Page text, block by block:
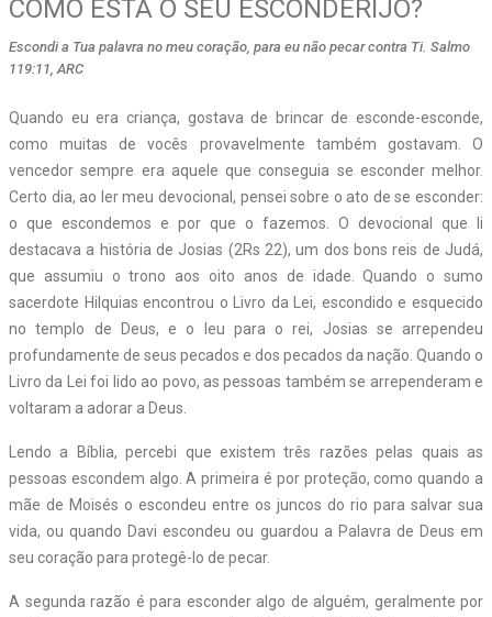
COMO ESTÁ O SEU ESCONDERIJO?
Escondi a Tua palavra no meu coração, para eu não pecar contra Ti. Salmo
119:11, ARC
Quando eu era criança, gostava de brincar de esconde-esconde,
como muitas de vocês provavelmente também gostavam. O
vencedor sempre era aquele que conseguia se esconder melhor.
Certo dia, ao ler meu devocional, pensei sobre o ato de se esconder:
o que escondemos e por que o fazemos. O devocional que li
destacava a história de Josias (2Rs 22), um dos bons reis de Judá,
que assumiu o trono aos oito anos de idade. Quando o sumo
sacerdote Hilquias encontrou o Livro da Lei, escondido e esquecido
no templo de Deus, e o leu para o rei, Josias se arrependeu
profundamente de seus pecados e dos pecados da nação. Quando o
Livro da Lei foi lido ao povo, as pessoas também se arrependeram e
voltaram a adorar a Deus.
Lendo a Bíblia, percebi que existem três razões pelas quais as
pessoas escondem algo. A primeira é por proteção, como quando a
mãe de Moisés o escondeu entre os juncos do rio para salvar sua
vida, ou quando Davi escondeu ou guardou a Palavra de Deus em
seu coração para protegê-lo de pecar.
A segunda razão é para esconder algo de alguém, geralmente por